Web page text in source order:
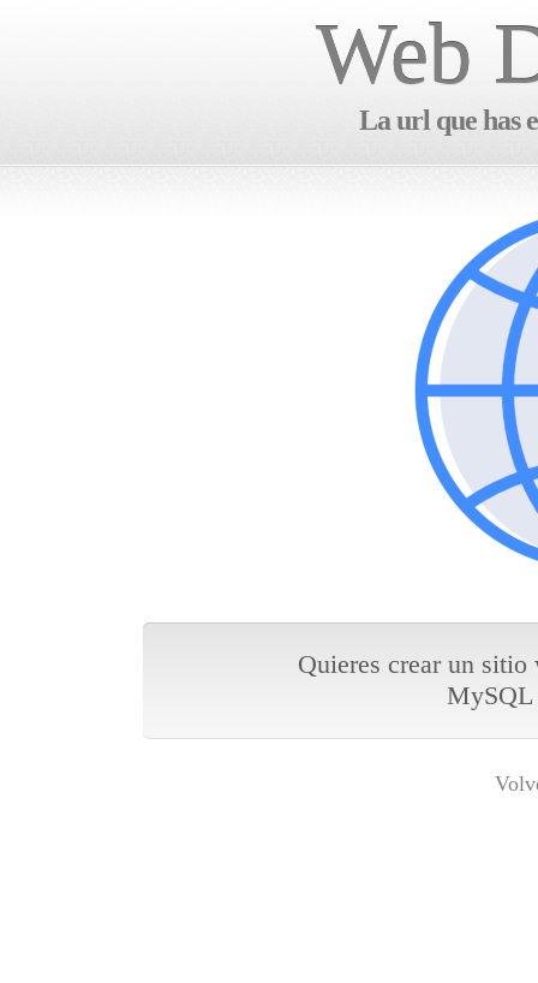
Web
La url que has
Quieres crear un sitio
MySQL